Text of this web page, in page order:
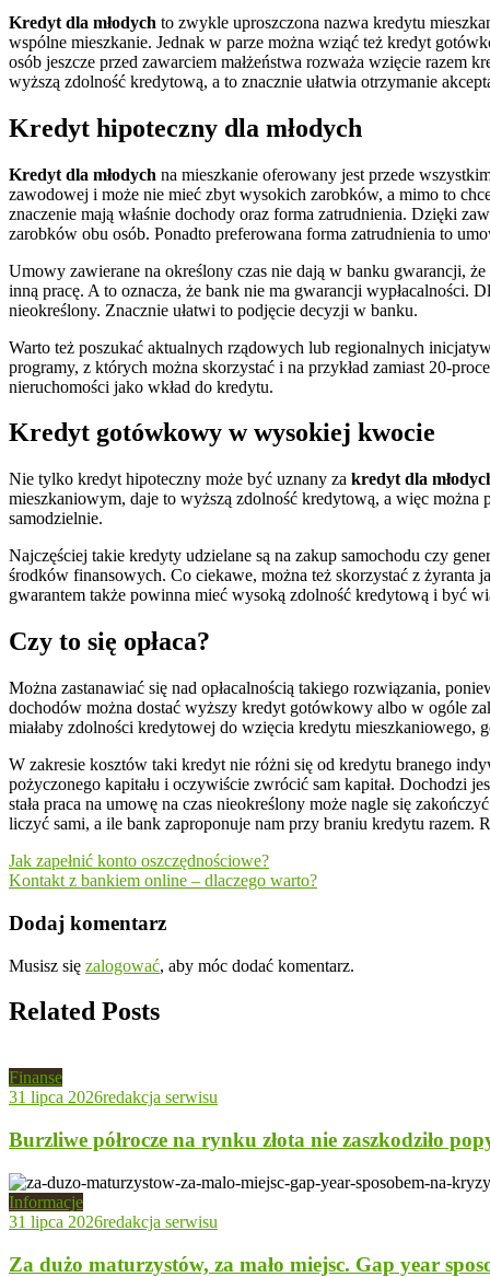
Kredyt dla młodych to zwykle uproszczona nazwa kredytu
wspólne mieszkanie. Jednak w parze można wziąć też kredyt
osób jeszcze przed zawarciem małżeństwa rozważa wzięcie
wyższą zdolność kredytową, a to znacznie ułatwia otrzymanie
Kredyt hipoteczny dla młodych
Kredyt dla młodych na mieszkanie oferowany jest przede
zawodowej i może nie mieć zbyt wysokich zarobków, a mimo to
znaczenie mają właśnie dochody oraz forma zatrudnienia. Dzięki
zarobków obu osób. Ponadto preferowana forma zatrudnienia to
Umowy zawierane na określony czas nie dają w banku gwarancji,
inną pracę. A to oznacza, że bank nie ma gwarancji wypłacalności.
nieokreślony. Znacznie ułatwi to podjęcie decyzji w banku.
Warto też poszukać aktualnych rządowych lub regionalnych
programy, z których można skorzystać i na przykład zamiast 20-
nieruchomości jako wkład do kredytu.
Kredyt gotówkowy w wysokiej kwocie
Nie tylko kredyt hipoteczny może być uznany za kredyt dla
mieszkaniowym, daje to wyższą zdolność kredytową, a więc
samodzielnie.
Najczęściej takie kredyty udzielane są na zakup samochodu czy
środków finansowych. Co ciekawe, można też skorzystać z żyranta
gwarantem także powinna mieć wysoką zdolność kredytową i być
Czy to się opłaca?
Można zastanawiać się nad opłacalnością takiego rozwiązania,
dochodów można dostać wyższy kredyt gotówkowy albo w ogóle
miałaby zdolności kredytowej do wzięcia kredytu mieszkaniowego,
W zakresie kosztów taki kredyt nie różni się od kredytu branego
pożyczonego kapitału i oczywiście zwrócić sam kapitał. Dochodzi
stała praca na umowę na czas nieokreślony może nagle się
liczyć sami, a ile bank zaproponuje nam przy braniu kredytu razem.
Nawigacja
wpisu
Jak zapełnić konto oszczędnościowe?
Kontakt z bankiem online – dlaczego warto?
Dodaj komentarz
Musisz się zalogować, aby móc dodać komentarz.
Related Posts
Finanse
31 lipca 2026redakcja serwisu
Burzliwe półrocze na rynku złota nie zaszkodziło
Informacje
31 lipca 2026redakcja serwisu
Za dużo maturzystów, za mało miejsc. Gap year